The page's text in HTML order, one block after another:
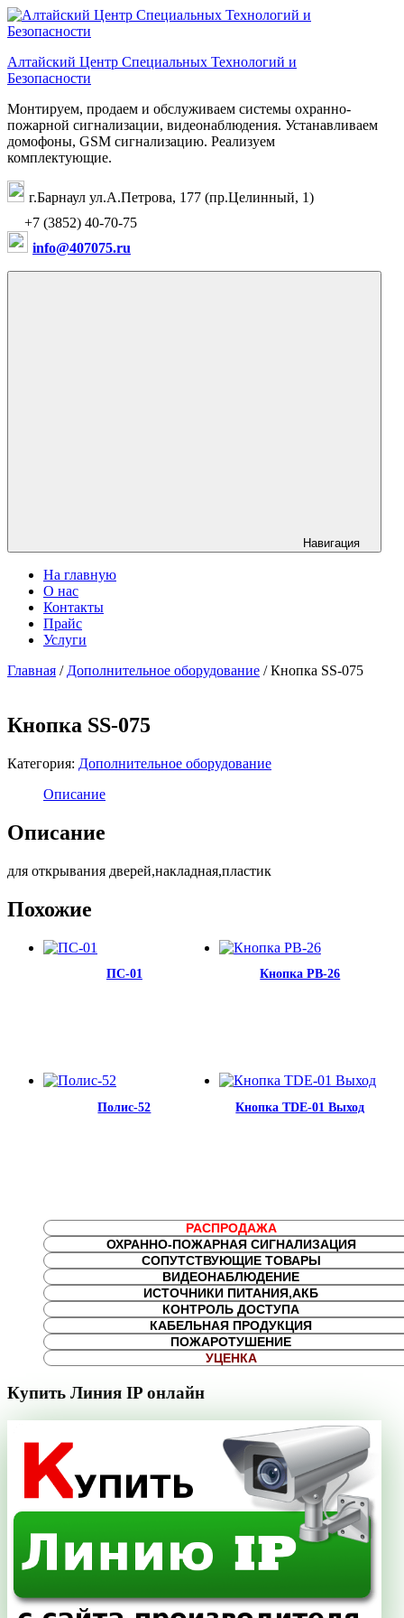
Перейти
к
Алтайский Центр Специальных Технологий и
Безопасности
Монтируем, продаем и обслуживаем системы охранно-
пожарной сигнализации, видеонаблюдения. Устанавливаем
домофоны, GSM сигнализацию. Реализуем
комплектующие.
г.Барнаул ул.А.Петрова, 177 (пр.Целинный, 1)
+7 (3852) 40-70-75
info@407075.ru
Навигация
На главную
О нас
Контакты
Прайс
Услуги
Главная / Дополнительное оборудование / Кнопка SS-075
Кнопка SS-075
Категория: Дополнительное оборудование
Описание
Описание
для открывания дверей,накладная,пластик
Похожие
ПС-01 Кнопка PB-26
Полис-52 Кнопка TDE-01 Выход
РАСПРОДАЖА
ОХРАННО-ПОЖАРНАЯ СИГНАЛИЗАЦИЯ
СОПУТСТВУЮЩИЕ ТОВАРЫ
ВИДЕОНАБЛЮДЕНИЕ
ИСТОЧНИКИ ПИТАНИЯ,АКБ
КОНТРОЛЬ ДОСТУПА
КАБЕЛЬНАЯ ПРОДУКЦИЯ
ПОЖАРОТУШЕНИЕ
УЦЕНКА
Купить Линия IP онлайн